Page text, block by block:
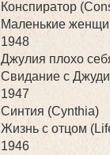
Конспиратор
Маленькие
1948
Джулия плохо
Свидание с
1947
Синтия (Cynthia)
Жизнь с отцом
1946